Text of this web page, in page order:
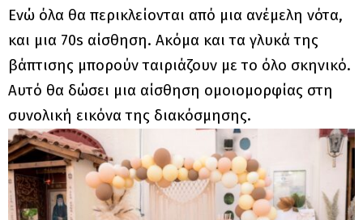
Ενώ όλα θα περικλείονται από μια ανέμελη νότα,
και μια 70s αίσθηση. Ακόμα και τα γλυκά της
βάπτισης μπορούν ταιριάζουν με το όλο σκηνικό.
Αυτό θα δώσει μια αίσθηση ομοιομορφίας στη
συνολική εικόνα της διακόσμησης.